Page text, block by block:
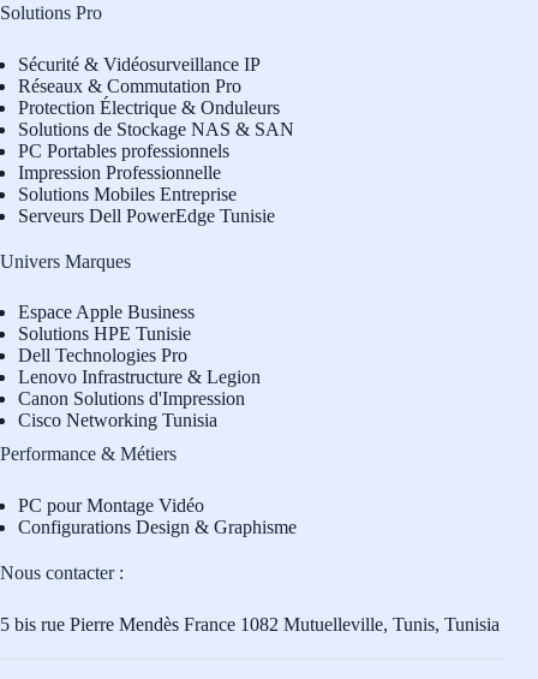
Solutions Pro
Sécurité & Vidéosurveillance IP
Réseaux & Commutation Pro
Protection Électrique & Onduleurs
Solutions de Stockage NAS & SAN
PC Portables professionnels
Impression Professionnelle
Solutions Mobiles Entreprise
Serveurs Dell PowerEdge Tunisie
Univers Marques
Espace Apple Business
Solutions HPE Tunisie
Dell Technologies Pro
Lenovo Infrastructure & Legion
Canon Solutions d'Impression
Cisco Networking Tunisia
Performance & Métiers
PC pour Montage Vidéo
Configurations Design & Graphisme
Nous contacter :
5 bis rue Pierre Mendès France 1082 Mutuelleville, Tunis, Tunisia